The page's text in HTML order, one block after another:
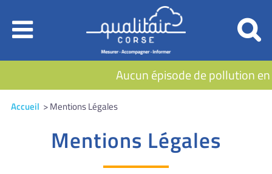
Aucun épisode de pollution en
Accueil > Mentions Légales
Mentions Légales